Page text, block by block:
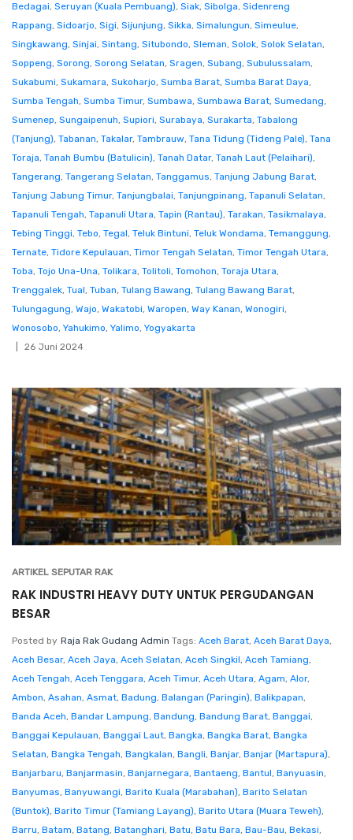
Bedagai, Seruyan (Kuala Pembuang), Siak, Sibolga, Sidenreng
Rappang, Sidoarjo, Sigi, Sijunjung, Sikka, Simalungun, Simeulue,
Singkawang, Sinjai, Sintang, Situbondo, Sleman, Solok, Solok Selatan,
Soppeng, Sorong, Sorong Selatan, Sragen, Subang, Subulussalam,
Sukabumi, Sukamara, Sukoharjo, Sumba Barat, Sumba Barat Daya,
Sumba Tengah, Sumba Timur, Sumbawa, Sumbawa Barat, Sumedang,
Sumenep, Sungaipenuh, Supiori, Surabaya, Surakarta, Tabalong
(Tanjung), Tabanan, Takalar, Tambrauw, Tana Tidung (Tideng Pale), Tana
Toraja, Tanah Bumbu (Batulicin), Tanah Datar, Tanah Laut (Pelaihari),
Tangerang, Tangerang Selatan, Tanggamus, Tanjung Jabung Barat,
Tanjung Jabung Timur, Tanjungbalai, Tanjungpinang, Tapanuli Selatan,
Tapanuli Tengah, Tapanuli Utara, Tapin (Rantau), Tarakan, Tasikmalaya,
Tebing Tinggi, Tebo, Tegal, Teluk Bintuni, Teluk Wondama, Temanggung,
Ternate, Tidore Kepulauan, Timor Tengah Selatan, Timor Tengah Utara,
Toba, Tojo Una-Una, Tolikara, Tolitoli, Tomohon, Toraja Utara,
Trenggalek, Tual, Tuban, Tulang Bawang, Tulang Bawang Barat,
Tulungagung, Wajo, Wakatobi, Waropen, Way Kanan, Wonogiri,
Wonosobo, Yahukimo, Yalimo, Yogyakarta
26 Juni 2024
ARTIKEL SEPUTAR RAK
RAK INDUSTRI HEAVY DUTY UNTUK PERGUDANGAN
BESAR
Posted by Raja Rak Gudang Admin Tags: Aceh Barat, Aceh Barat Daya,
Aceh Besar, Aceh Jaya, Aceh Selatan, Aceh Singkil, Aceh Tamiang,
Aceh Tengah, Aceh Tenggara, Aceh Timur, Aceh Utara, Agam, Alor,
Ambon, Asahan, Asmat, Badung, Balangan (Paringin), Balikpapan,
Banda Aceh, Bandar Lampung, Bandung, Bandung Barat, Banggai,
Banggai Kepulauan, Banggai Laut, Bangka, Bangka Barat, Bangka
Selatan, Bangka Tengah, Bangkalan, Bangli, Banjar, Banjar (Martapura),
Banjarbaru, Banjarmasin, Banjarnegara, Bantaeng, Bantul, Banyuasin,
Banyumas, Banyuwangi, Barito Kuala (Marabahan), Barito Selatan
(Buntok), Barito Timur (Tamiang Layang), Barito Utara (Muara Teweh),
Barru, Batam, Batang, Batanghari, Batu, Batu Bara, Bau-Bau, Bekasi,